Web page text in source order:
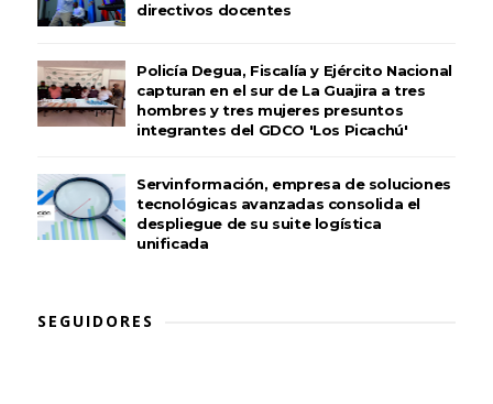
directivos docentes
Policía Degua, Fiscalía y Ejército Nacional
capturan en el sur de La Guajira a tres
hombres y tres mujeres presuntos
integrantes del GDCO 'Los Picachú'
Servinformación, empresa de soluciones
tecnológicas avanzadas consolida el
despliegue de su suite logística
unificada
SEGUIDORES